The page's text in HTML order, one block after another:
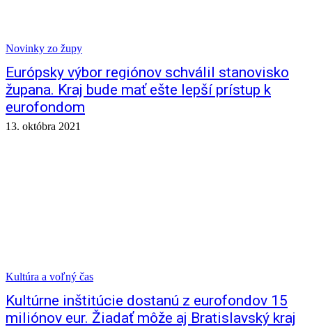
Novinky zo župy
Európsky výbor regiónov schválil stanovisko
župana. Kraj bude mať ešte lepší prístup k
eurofondom
13. októbra 2021
Kultúra a voľný čas
Kultúrne inštitúcie dostanú z eurofondov 15
miliónov eur. Žiadať môže aj Bratislavský kraj